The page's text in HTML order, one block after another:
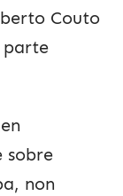
Couto
parte
sobre
non